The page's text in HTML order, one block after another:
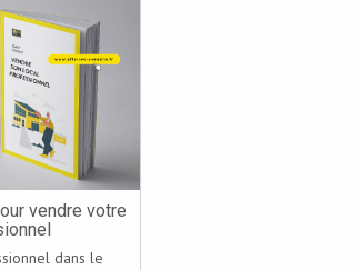
vendre votre
dans le